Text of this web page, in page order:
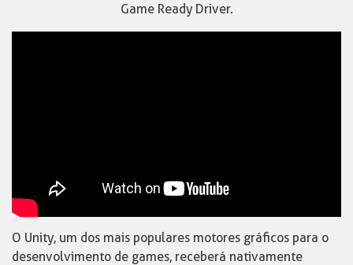
Game Ready Driver.
O Unity, um dos mais populares motores gráficos para o
desenvolvimento de games, receberá nativamente